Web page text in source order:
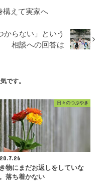
構えて実家へ
からない」という
相談への回答は
です。
日々のつぶやき
物にまだお返しをしていな
落ち着かない